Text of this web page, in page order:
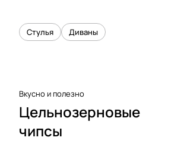
Стулья Диваны
Вкусно и полезно
Цельнозерновые
чипсы